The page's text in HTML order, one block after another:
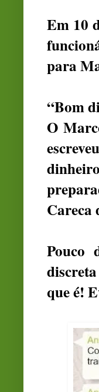
Em 10
para
“Bom
O
Careca
Pouco
que é!